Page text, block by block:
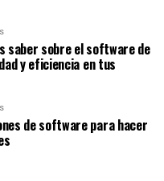
saber sobre el software de
y eficiencia en tus
de software para hacer